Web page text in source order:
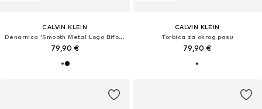
CALVIN KLEIN
Denarnica 'Smooth Metal Logo Bifold'
79,90 €
CALVIN KLEIN
Torbica za okrog pasu
79,90 €